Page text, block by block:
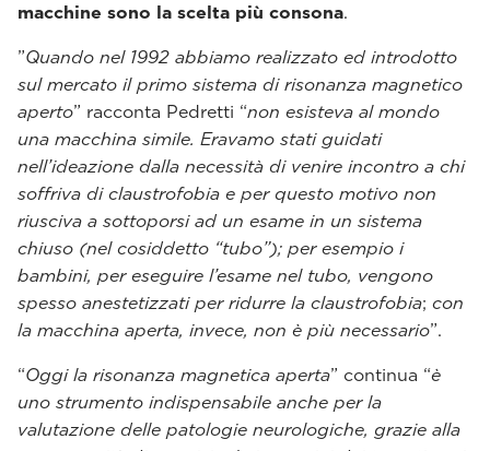
macchine sono la scelta più consona.
”Quando nel 1992 abbiamo realizzato ed introdotto
sul mercato il primo sistema di risonanza magnetico
aperto” racconta Pedretti “non esisteva al mondo
una macchina simile. Eravamo stati guidati
nell’ideazione dalla necessità di venire incontro a chi
soffriva di claustrofobia e per questo motivo non
riusciva a sottoporsi ad un esame in un sistema
chiuso (nel cosiddetto “tubo”); per esempio i
bambini, per eseguire l’esame nel tubo, vengono
spesso anestetizzati per ridurre la claustrofobia; con
la macchina aperta, invece, non è più necessario”.
“Oggi la risonanza magnetica aperta” continua “è
uno strumento indispensabile anche per la
valutazione delle patologie neurologiche, grazie alla